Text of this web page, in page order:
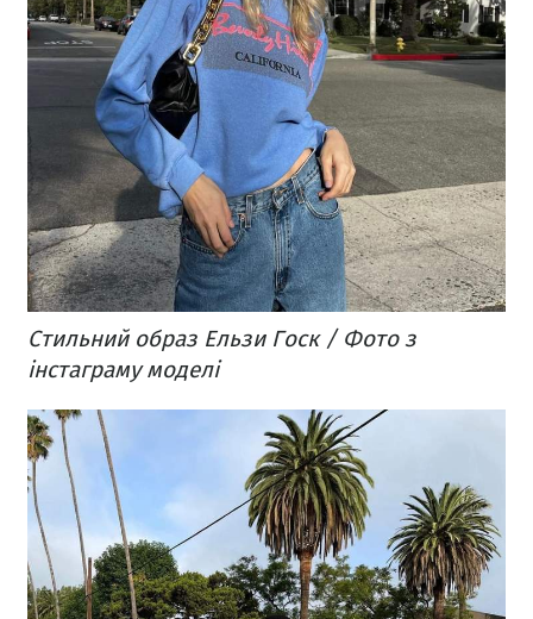
Стильний образ Ельзи Госк / Фото з
інстаграму моделі